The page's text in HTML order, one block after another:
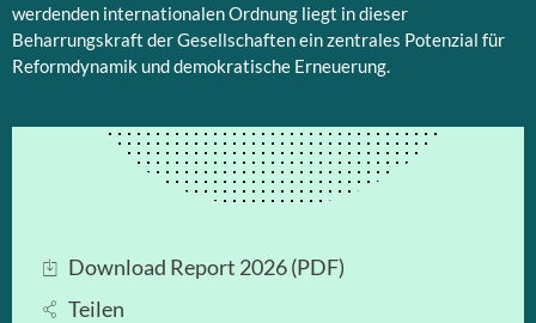
werdenden internationalen Ordnung liegt in dieser
Beharrungskraft der Gesellschaften ein zentrales Potenzial für
Reformdynamik und demokratische Erneuerung.
Download Report 2026 (PDF)
Teilen